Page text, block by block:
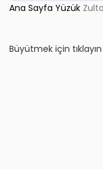
Ana SayfaYüzük
Büyütmek için tıklayın